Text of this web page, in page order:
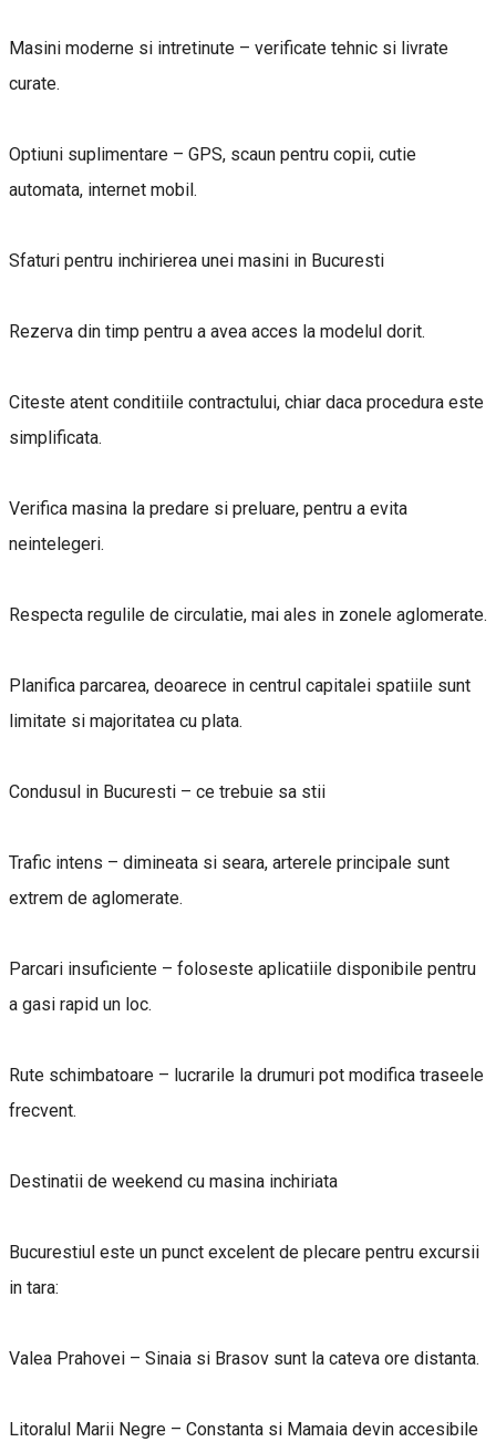
Masini moderne si intretinute – verificate tehnic si livrate
curate.
Optiuni suplimentare – GPS, scaun pentru copii, cutie
automata, internet mobil.
Sfaturi pentru inchirierea unei masini in Bucuresti
Rezerva din timp pentru a avea acces la modelul dorit.
Citeste atent conditiile contractului, chiar daca procedura este
simplificata.
Verifica masina la predare si preluare, pentru a evita
neintelegeri.
Respecta regulile de circulatie, mai ales in zonele aglomerate.
Planifica parcarea, deoarece in centrul capitalei spatiile sunt
limitate si majoritatea cu plata.
Condusul in Bucuresti – ce trebuie sa stii
Trafic intens – dimineata si seara, arterele principale sunt
extrem de aglomerate.
Parcari insuficiente – foloseste aplicatiile disponibile pentru
a gasi rapid un loc.
Rute schimbatoare – lucrarile la drumuri pot modifica traseele
frecvent.
Destinatii de weekend cu masina inchiriata
Bucurestiul este un punct excelent de plecare pentru excursii
in tara:
Valea Prahovei – Sinaia si Brasov sunt la cateva ore distanta.
Litoralul Marii Negre – Constanta si Mamaia devin accesibile